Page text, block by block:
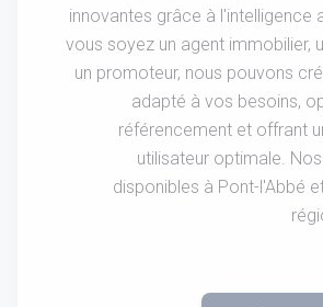
innovantes grâce à l'intelligence
vous soyez un agent immobilier,
un promoteur, nous pouvons
adapté à vos besoins,
référencement et offrant
utilisateur optimale.
disponibles à Pont-l'Abbé